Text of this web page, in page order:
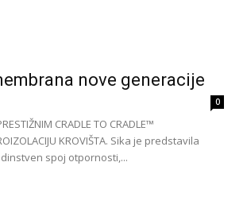
nove generacije
0
CRADLE TO CRADLE™
KROVIŠTA. Sika je predstavila
spoj otpornosti,...